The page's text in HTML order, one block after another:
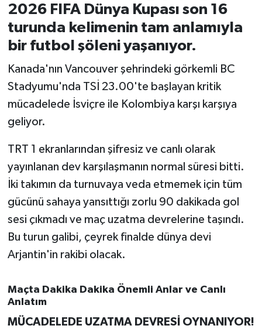
2026 FIFA Dünya Kupası son 16
turunda kelimenin tam anlamıyla
bir futbol şöleni yaşanıyor.
Kanada'nın Vancouver şehrindeki görkemli BC
Stadyumu'nda TSİ 23.00'te başlayan kritik
mücadelede İsviçre ile Kolombiya karşı karşıya
geliyor.
TRT 1 ekranlarından şifresiz ve canlı olarak
yayınlanan dev karşılaşmanın normal süresi bitti.
İki takımın da turnuvaya veda etmemek için tüm
gücünü sahaya yansıttığı zorlu 90 dakikada gol
sesi çıkmadı ve maç uzatma devrelerine taşındı.
Bu turun galibi, çeyrek finalde dünya devi
Arjantin'in rakibi olacak.
Maçta Dakika Dakika Önemli Anlar ve Canlı
Anlatım
MÜCADELEDE UZATMA DEVRESİ OYNANIYOR!
Havran
İvrindi
KENT GÜNDEMİ
Kepsut
MAGAZİN
MANŞET
OLAY
OTOMOTİV
Resmi İlanlar